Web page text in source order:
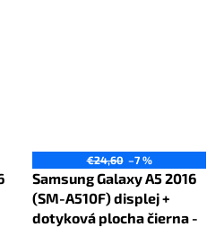
€24,60 –7 %
Samsung Galaxy A5 2016
(SM-A510F) displej +
dotyková plocha čierna -